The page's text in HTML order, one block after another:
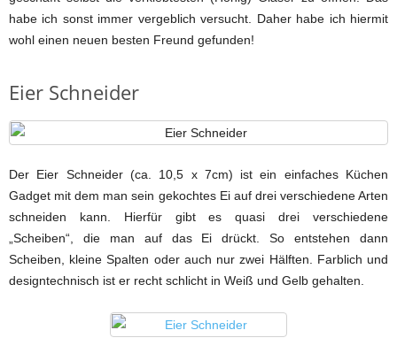
habe ich sonst immer vergeblich versucht. Daher habe ich hiermit
wohl einen neuen besten Freund gefunden!
Eier Schneider
Der Eier Schneider (ca. 10,5 x 7cm) ist ein einfaches Küchen
Gadget mit dem man sein gekochtes Ei auf drei verschiedene Arten
schneiden kann. Hierfür gibt es quasi drei verschiedene
„Scheiben“, die man auf das Ei drückt. So entstehen dann
Scheiben, kleine Spalten oder auch nur zwei Hälften. Farblich und
designtechnisch ist er recht schlicht in Weiß und Gelb gehalten.